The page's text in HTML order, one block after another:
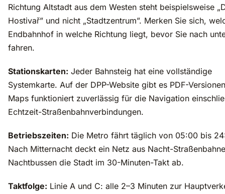
Richtung Altstadt aus dem Westen steht beispielsweise
Hostivař” und nicht „Stadtzentrum”. Merken Sie sich,
Endbahnhof in welche Richtung liegt, bevor Sie nach
fahren.
Stationskarten: Jeder Bahnsteig hat eine vollständige
Systemkarte. Auf der DPP-Website gibt es PDF-
Maps funktioniert zuverlässig für die Navigation
Echtzeit-Straßenbahnverbindungen.
Betriebszeiten: Die Metro fährt täglich von 05:00 bis
Nach Mitternacht deckt ein Netz aus Nacht-
Nachtbussen die Stadt im 30-Minuten-Takt ab.
Taktfolge: Linie A und C: alle 2–3 Minuten zur